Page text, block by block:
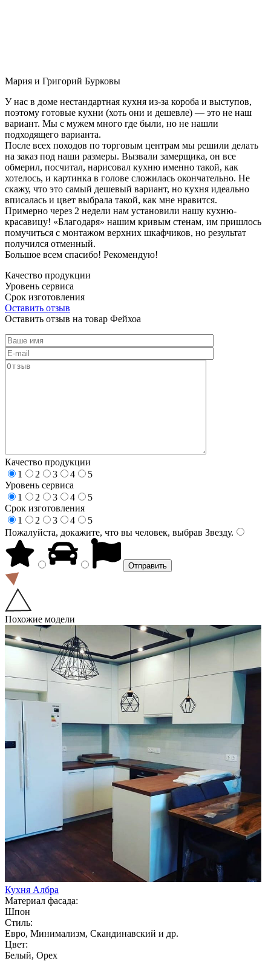
Мария и Григорий Бурковы
У нас в доме нестандартная кухня из-за короба и выступов,
поэтому готовые кухни (хоть они и дешевле) — это не наш
вариант. Мы с мужем много где были, но не нашли
подходящего варианта.
После всех походов по торговым центрам мы решили делать
на заказ под наши размеры. Вызвали замерщика, он все
обмерил, посчитал, нарисовал кухню именно такой, как
хотелось, и картинка в голове сложилась окончательно. Не
скажу, что это самый дешевый вариант, но кухня идеально
вписалась и цвет выбрала такой, как мне нравится.
Примерно через 2 недели нам установили нашу кухню-
красавицу! «Благодаря» нашим кривым стенам, им пришлось
помучиться с монтажом верхних шкафчиков, но результат
получился отменный.
Большое всем спасибо! Рекомендую!
Качество продукции
Уровень сервиса
Срок изготовления
Оставить отзыв
Оставить отзыв на товар Фейхоа
Качество продукции
1
2 3 4
5
Уровень сервиса
1
2 3 4
5
Срок изготовления
1
2 3 4
5
Пожалуйста, докажите, что вы человек, выбрав Звезду.
Похожие модели
Кухня Албра
Материал фасада:
Шпон
Стиль:
Евро, Минимализм, Скандинавский и др.
Цвет:
Белый, Орех